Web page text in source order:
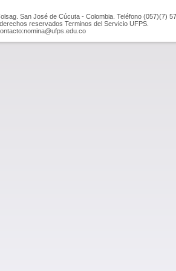
San José de Cúcuta - Colombia. Teléfono (057)(7)
reservados Terminos del Servicio UFPS.